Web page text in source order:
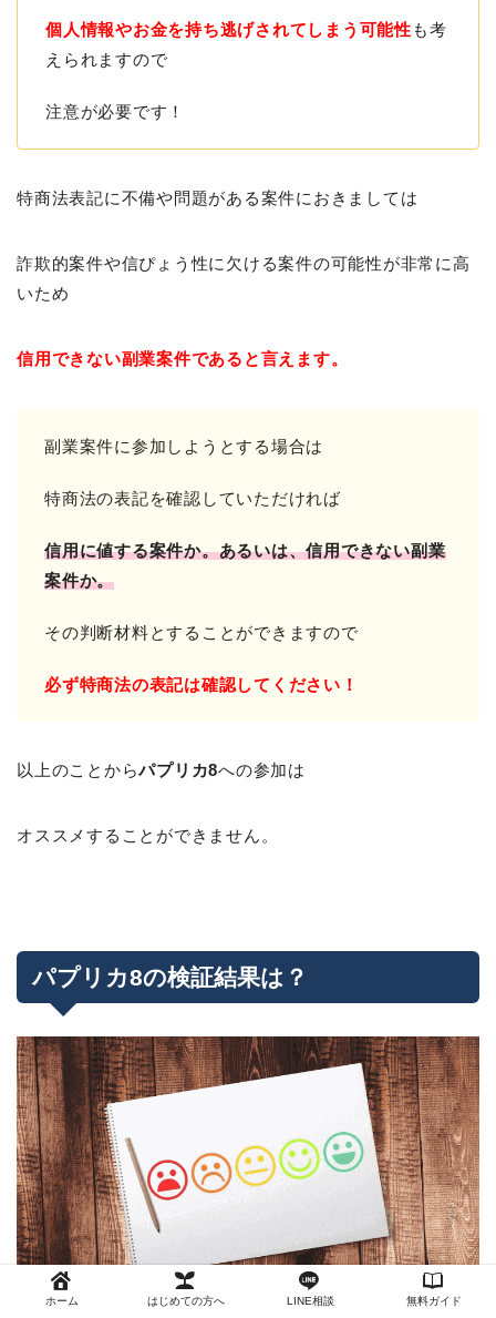
個人情報やお金を持ち逃げされてしまう可能性 も考
えられますので
注意が必要です！
特商法表記に不備や問題がある案件におきましては
詐欺的案件や信ぴょう性に欠ける案件の可能性が非常に高
いため
信用できない副業案件であると言えます。
副業案件に参加しようとする場合は
特商法の表記を確認していただければ
信用に値する案件か。あるいは、信用できない副業
案件か。
その判断材料とすることができますので
必ず特商法の表記は確認してください！
以上のことからパプリカ8への参加は
オススメすることができません。
パプリカ8の検証結果は？
ホーム はじめての方へ LINE相談 無料ガイド